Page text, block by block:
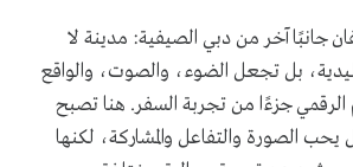
جانبًا آخر من دبي الصيفية: مدينة لا
بل تجعل الضوء، والصوت، والواقع
الرقمي جزءًا من تجربة السفر. هنا تصبح
يحب الصورة والتفاعل والمشاركة، لكنها